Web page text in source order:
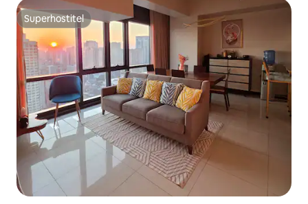
Superhostiteľ
Superhostiteľ